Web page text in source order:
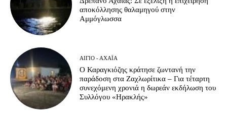
αποκόλλησης θαλαμηγού στην
Αμμόγλωσσα
ΑΊΓΙΟ - ΑΧΑΪ́Α
Ο Καραγκιόζης κράτησε ζωντανή την
παράδοση στα Ζαχλωρίτικα – Για τέταρτη
συνεχόμενη χρονιά η δωρεάν εκδήλωση του
Συλλόγου «Ηρακλής»